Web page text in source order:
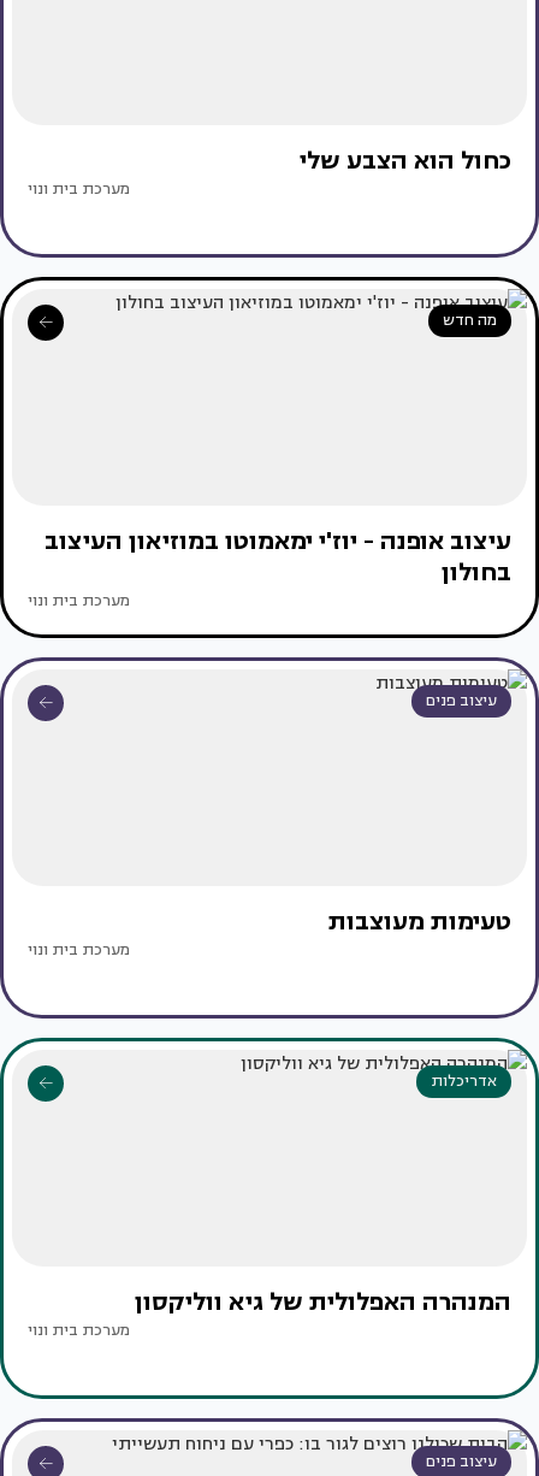
כחול הוא הצבע שלי
מערכת בית ונוי
מה חדש
עיצוב אופנה - יוז'י ימאמוטו במוזיאון העיצוב
בחולון
מערכת בית ונוי
עיצוב פנים
טעימות מעוצבות
מערכת בית ונוי
אדריכלות
המנהרה האפלולית של גיא ווליקסון
מערכת בית ונוי
עיצוב פנים